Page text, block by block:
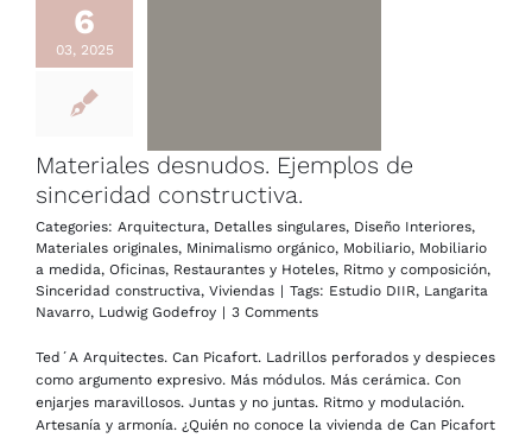
6
03, 2025
Materiales desnudos. Ejemplos de
sinceridad constructiva.
Categories: Arquitectura, Detalles singulares, Diseño Interiores,
Materiales originales, Minimalismo orgánico, Mobiliario, Mobiliario
a medida, Oficinas, Restaurantes y Hoteles, Ritmo y composición,
Sinceridad constructiva, Viviendas | Tags: Estudio DIIR, Langarita
Navarro, Ludwig Godefroy | 3 Comments
Ted´A Arquitectes. Can Picafort. Ladrillos perforados y despieces
como argumento expresivo. Más módulos. Más cerámica. Con
enjarjes maravillosos. Juntas y no juntas. Ritmo y modulación.
Artesanía y armonía. ¿Quién no conoce la vivienda de Can Picafort